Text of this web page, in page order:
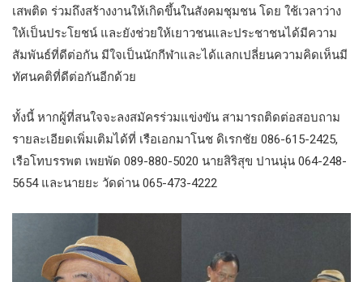
เสพติด ร่วมถึงสร้างงานให้เกิดขึ้นในสังคมชุมชน โดย ใช้เวลาว่าง
ให้เป็นประโยชน์ และยังช่วยให้เยาวชนและประชาชนได้มีความ
สัมพันธ์ที่ดีต่อกัน มีใจเป็นนักกีฬาและได้แลกเปลี่ยนความคิดเห็นมี
ทัศนคติที่ดีต่อกันอีกด้วย
ทั้งนี้ หากผู้ที่สนใจจะลงสมัครร่วมแข่งขัน สามารถติดต่อสอบถาม
รายละเอียดเพิ่มเติมได้ที่ เรือเอกมาโนช ดิเรกชัย 086-615-2425,
เรือโทบรรพต เพยพัด 089-880-5020 นายสิริสุข ปานนุ่น 064-248-
5654 และนายยะ วัดด่าน 065-473-4222